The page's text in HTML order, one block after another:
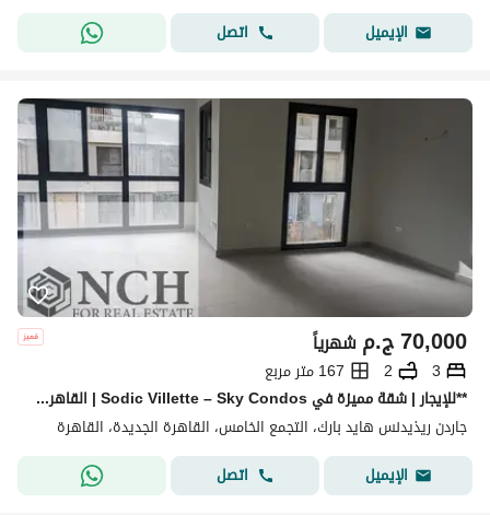
الإيميل
اتصل
ج.م70,000 شهرياً
3
2
167 متر مربع
**للإيجار | شقة مميزة في Sodic Villette – Sky Condos | القاهرة الجديدة** استمتع بأسلوب حياة راقٍ داخل **Sky Condos – Sodic Villette**
جاردن ريذيدنس هايد بارك، التجمع الخامس، القاهرة الجديدة، القاهرة
الإيميل
اتصل